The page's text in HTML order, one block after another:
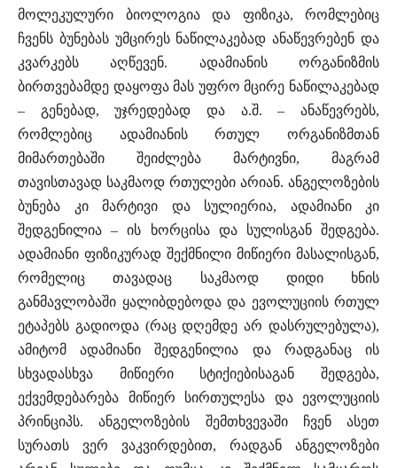
მოლეკულური ბიოლოგია და ფიზიკა, რომლებიც
ჩვენს ბუნებას უმცირეს ნაწილაკებად ანაწევრებენ და
კვარკებს აღწევენ. ადამიანის ორგანიზმის
ბირთვებამდე დაყოფა მას უფრო მცირე ნაწილაკებად
– გენებად, უჯრედებად და ა.შ. – ანაწევრებს,
რომლებიც ადამიანის რთულ ორგანიზმთან
მიმართებაში შეიძლება მარტივნი, მაგრამ
თავისთავად საკმაოდ რთულები არიან. ანგელოზების
ბუნება კი მარტივი და სულიერია, ადამიანი კი
შედგენილია – ის ხორცისა და სულისგან შედგება.
ადამიანი ფიზიკურად შექმნილი მიწიერი მასალისგან,
რომელიც თავადაც საკმაოდ დიდი ხნის
განმავლობაში ყალიბდებოდა და ევოლუციის რთულ
ეტაპებს გადიოდა (რაც დღემდე არ დასრულებულა),
ამიტომ ადამიანი შედგენილია და რადგანაც ის
სხვადასხვა მიწიერი სტიქიებისაგან შედგება,
ექვემდებარება მიწიერ სირთულესა და ევოლუციის
პრინციპს. ანგელოზების შემთხვევაში ჩვენ ასეთ
სურათს ვერ ვაკვირდებით, რადგან ანგელოზები